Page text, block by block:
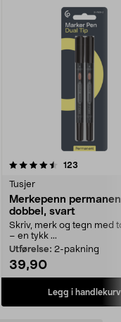
123
Tusjer
Merkepenn
dobbel, svart
Skriv, merk og tegn med
– en tykk ...
Utførelse: 2-pakning
39,90
Legg i handlekurv
4.5 av 5 stjerner